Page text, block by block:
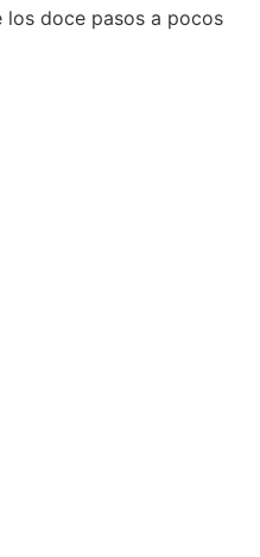
doce pasos a pocos